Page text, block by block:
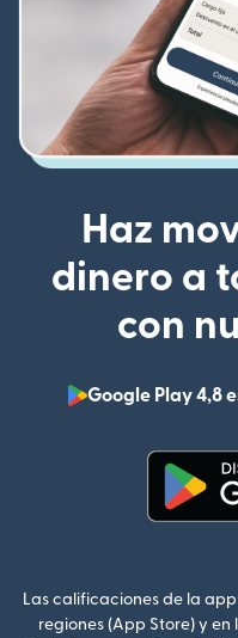
Haz
dinero a
con
Google Play 4,8
Las calificaciones de la
regiones (App Store) y